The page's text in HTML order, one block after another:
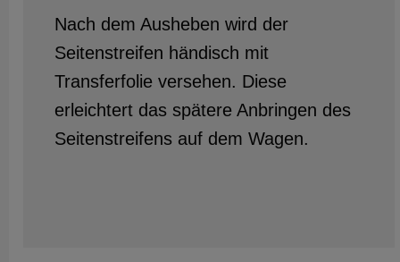
Nach dem Ausheben wird der
Seitenstreifen händisch mit
Transferfolie versehen. Diese
erleichtert das spätere Anbringen des
Seitenstreifens auf dem Wagen.